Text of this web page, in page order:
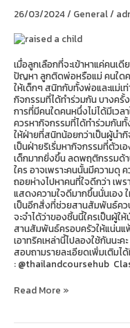
26/03/2024/ General/
เมื่อลูกเลือกที่จะเข้าหาแค่คนเ
ปัญหา ลูกติดพ่อหรือแม่ คนใดค
ให้เด็กๆ สนิทกับทั้งพ่อและแม่เ
กิจกรรมที่ได้ทำร่วมกัน บางค
การที่มีคนใดคนหนึ่งไม่ได้มีเว
ควรหากิจกรรมที่ได้ทำร่วมกัน
ให้ฝ่ายที่สนิทน้อยกว่าเป็นผู้นำ
เป็นฝ่ายริเริ่มหากิจกรรมที่ตัวเ
เด็กมากยิ่งขึ้น ลดพฤติกรรมด้
ใคร อาจเพราะคนนั้นมีความดุ
ถอยห่างไปหาคนที่ใจดีกว่า เพ
แสดงความใจดีมากขึ้นนั่นเอง
เป็นอีกสิ่งที่ช่วยสานสัมพันธ์คว
จะจำได้ว่าของชิ้นนี้ใครเป็นผู้
สานสัมพันธ์ครอบครัวให้แน่น
เอาทริคเหล่านี้ไปลองใช้กันนะ
สอบถามรายละเอียดเพิ่มเติม
: @thailandcoursehub
ทำ
อย่างไร
ดี
ให้
สนิท
เท่าๆ
กัน?
Read More »